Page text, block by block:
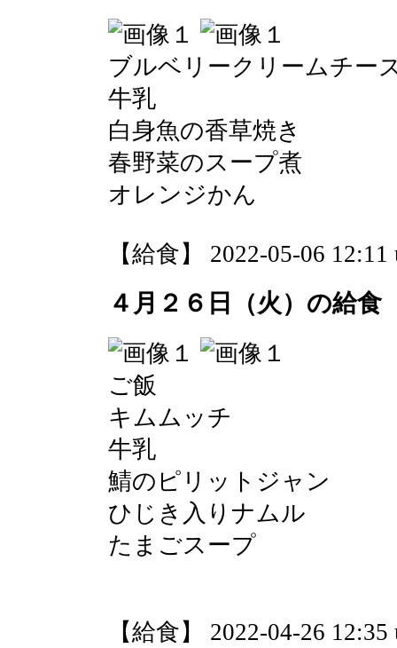
ブルベリークリームチー
牛乳
白身魚の香草焼き
春野菜のスープ煮
オレンジかん
【給食】 2022-05-06 12:11
４月２６日（火）の給食
ご飯
キムムッチ
牛乳
鯖のピリットジャン
ひじき入りナムル
たまごスープ
【給食】 2022-04-26 12:35